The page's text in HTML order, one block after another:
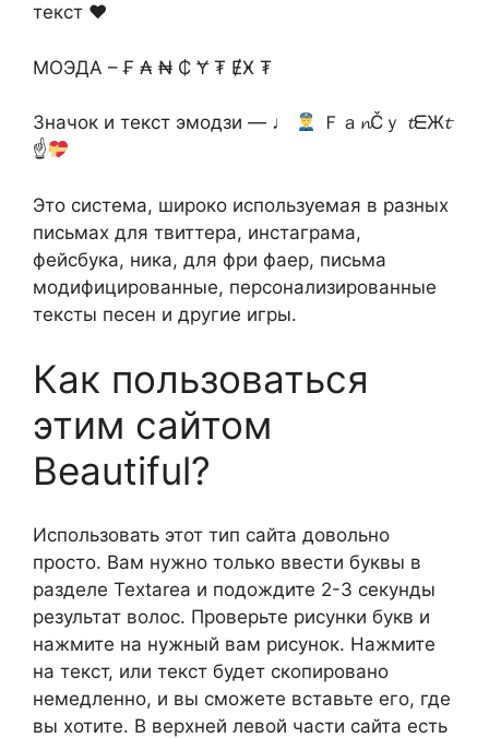
текст ♥
МОЭДА – ₣ ₳ ₦ ₵ Ɏ ₮ ɆӾ ₮
Значок и текст эмодзи — ♩
Ｆａ𝓷Čｙ 𝓽ᗴЖ𝓽
☝
Это система, широко используемая в разных
письмах для твиттера, инстаграма,
фейсбука, ника, для фри фаер, письма
модифицированные, персонализированные
тексты песен и другие игры.
Как пользоваться
этим сайтом
Beautiful?
Использовать этот тип сайта довольно
просто. Вам нужно только ввести буквы в
разделе Textarea и подождите 2-3 секунды
результат волос. Проверьте рисунки букв и
нажмите на нужный вам рисунок. Нажмите
на текст, или текст будет скопировано
немедленно, и вы сможете вставьте его, где
вы хотите. В верхней левой части сайта есть